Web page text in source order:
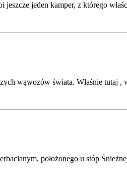
jeden kamper, z którego
wąwozów świata. Właśnie tutaj
położonego u stóp